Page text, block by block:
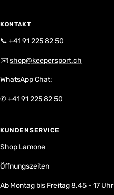
KONTAKT
📞 +41 91 225 82 50
✉️ shop@keepersport.ch
WhatsApp Chat:
✆+41 91 225 82 50
KUNDENSERVICE
Shop Lamone
Öffnungszeiten
Ab Montag bis Freitag 8.45 - 17 Uhr